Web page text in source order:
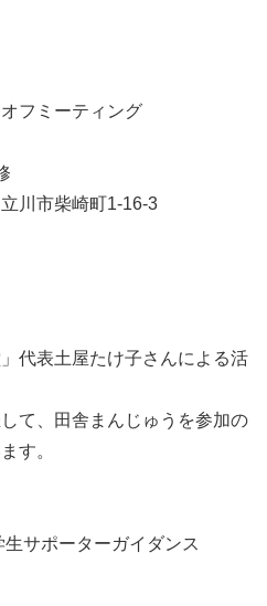
フミーティング
川市柴崎町1-16-3
代表土屋たけ子さんによる活
て、田舎まんじゅうを参加の
す。
サポーターガイダンス